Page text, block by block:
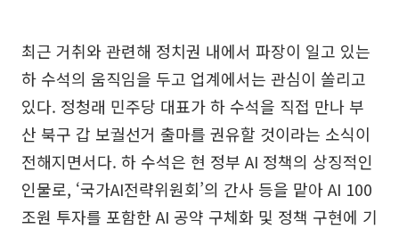
최근 거취와 관련해 정치권 내에서 파장이 일고 있는
하 수석의 움직임을 두고 업계에서는 관심이 쏠리고
있다. 정청래 민주당 대표가 하 수석을 직접 만나 부
산 북구 갑 보궐선거 출마를 권유할 것이라는 소식이
전해지면서다. 하 수석은 현 정부 AI 정책의 상징적인
인물로, ‘국가AI전략위원회’의 간사 등을 맡아 AI 100
조원 투자를 포함한 AI 공약 구체화 및 정책 구현에 기